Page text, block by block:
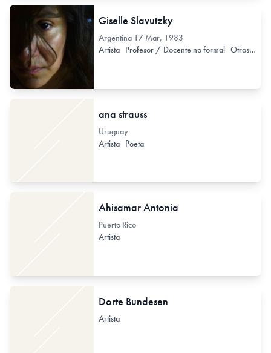
Giselle Slavutzky
Argentina 17 Mar, 1983
Artista Profesor / Docente no formal Otros Servicios Asociados
ana strauss
Uruguay
Artista Poeta
Ahisamar Antonia
Puerto Rico
Artista
Dorte Bundesen
Artista